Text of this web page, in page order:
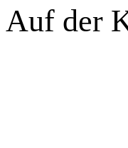
Auf der